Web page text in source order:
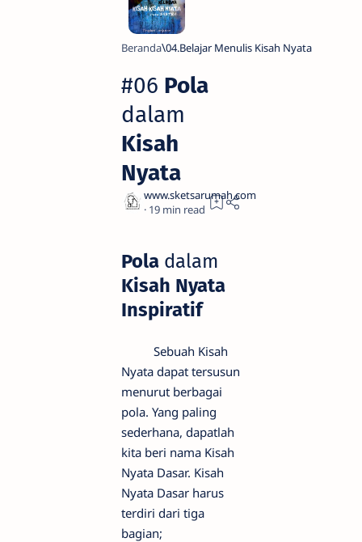
Beranda 04.Belajar Menulis Kisah Nyata
#06 Pola
dalam
Kisah
Nyata
19
Pola dalam
Kisah Nyata
Inspiratif
Sebuah Kisah
Nyata dapat tersusun
menurut berbagai
pola. Yang paling
sederhana, dapatlah
kita beri nama Kisah
Nyata Dasar. Kisah
Nyata Dasar harus
terdiri dari tiga
bagian;